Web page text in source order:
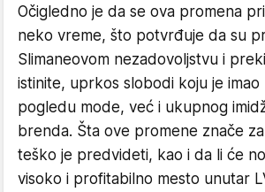
Očigledno je da se ova promena
neko vreme, što potvrđuje da su
Slimaneovom nezadovoljstvu i
istinite, uprkos slobodi koju je imao
pogledu mode, već i ukupnog
brenda. Šta ove promene znače
teško je predvideti, kao i da li će
visoko i profitabilno mesto unutar